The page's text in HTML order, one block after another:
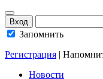
Запомнить
Регистрация |
Новости